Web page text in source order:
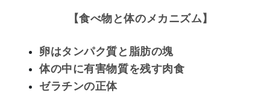
【食べ物と体のメカニズム】
卵はタンパク質と脂肪の塊
体の中に有害物質を残す肉食
ゼラチンの正体